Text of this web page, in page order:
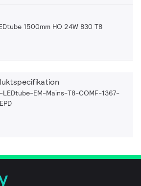
1500mm HO 24W 830 T8
EM-Mains-T8-COMF-1367-